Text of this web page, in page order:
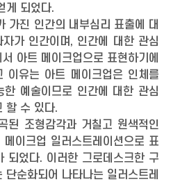
게 되었다.
가진 인간의 내부심리 표출에 대
가 인간이며, 인간에 대한 관심
아트 메이크업으로 표현하기에
이유는 아트 메이크업은 인체를
한 예술이므로 인간에 대한 관심
할 수 있다.
된 조형감각과 거칠고 원색적인
이크업 일러스트레이션으로 표
되었다. 이러한 그로데스크한 구
단순화되어 나타나는 일러스트레